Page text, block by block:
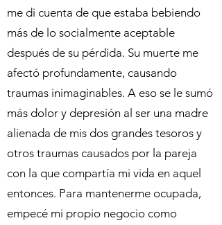
me di cuenta de que estaba bebiendo
más de lo socialmente aceptable
después de su pérdida. Su muerte me
afectó profundamente, causando
traumas inimaginables. A eso se le sumó
más dolor y depresión al ser una madre
alienada de mis dos grandes tesoros y
otros traumas causados por la pareja
con la que compartía mi vida en aquel
entonces. Para mantenerme ocupada,
empecé mi propio negocio como